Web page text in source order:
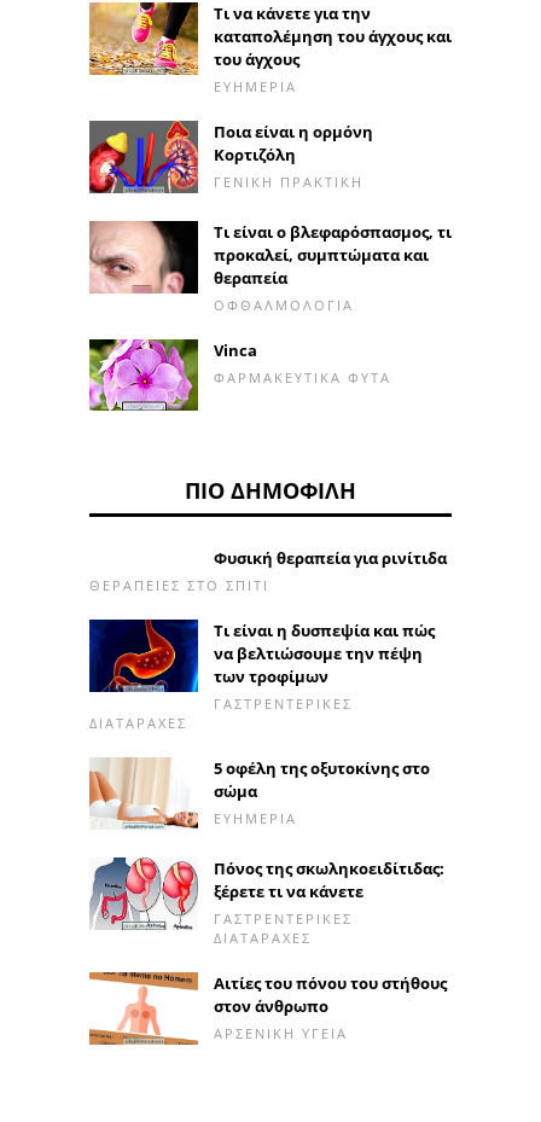
Τι να κάνετε για την
καταπολέμηση του άγχους και
του άγχους
ΕΥΗΜΕΡΊΑ
Ποια είναι η ορμόνη
Κορτιζόλη
ΓΕΝΙΚΉ ΠΡΑΚΤΙΚΉ
Τι είναι ο βλεφαρόσπασμος, τι
προκαλεί, συμπτώματα και
θεραπεία
ΟΦΘΑΛΜΟΛΟΓΊΑ
Vinca
ΦΑΡΜΑΚΕΥΤΙΚΆ ΦΥΤΆ
ΠΙΟ ΔΗΜΟΦΙΛΉ
Φυσική θεραπεία για ρινίτιδα
ΘΕΡΑΠΕΊΕΣ ΣΤΟ ΣΠΊΤΙ
Τι είναι η δυσπεψία και πώς
να βελτιώσουμε την πέψη
των τροφίμων
ΓΑΣΤΡΕΝΤΕΡΙΚΈΣ
ΔΙΑΤΑΡΑΧΈΣ
5 οφέλη της οξυτοκίνης στο
σώμα
ΕΥΗΜΕΡΊΑ
Πόνος της σκωληκοειδίτιδας:
ξέρετε τι να κάνετε
ΓΑΣΤΡΕΝΤΕΡΙΚΈΣ
ΔΙΑΤΑΡΑΧΈΣ
Αιτίες του πόνου του στήθους
στον άνθρωπο
ΑΡΣΕΝΙΚΉ ΥΓΕΊΑ